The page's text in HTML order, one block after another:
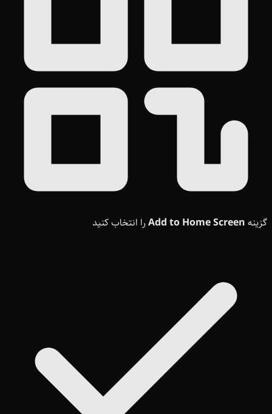
گزینه Add to Home Screenرا انتخاب کنید